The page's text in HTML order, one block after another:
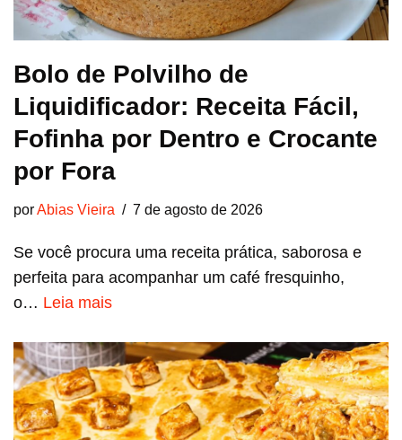
Bolo de Polvilho de
Liquidificador: Receita Fácil,
Fofinha por Dentro e Crocante
por Fora
porAbias Vieira 7 de agosto de 2026
Se você procura uma receita prática, saborosa e
perfeita para acompanhar um café fresquinho,
o… Leia mais